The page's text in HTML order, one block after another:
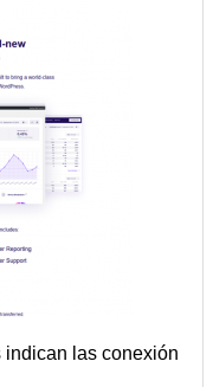
indican las conexión